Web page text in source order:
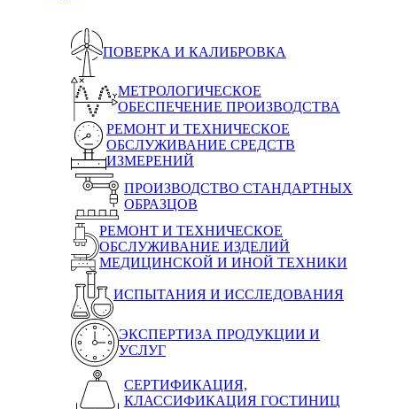
ПОВЕРКА И КАЛИБРОВКА
МЕТРОЛОГИЧЕСКОЕ
ОБЕСПЕЧЕНИЕ ПРОИЗВОДСТВА
РЕМОНТ И ТЕХНИЧЕСКОЕ
ОБСЛУЖИВАНИЕ СРЕДСТВ
ИЗМЕРЕНИЙ
ПРОИЗВОДСТВО СТАНДАРТНЫХ
ОБРАЗЦОВ
РЕМОНТ И ТЕХНИЧЕСКОЕ
ОБСЛУЖИВАНИЕ ИЗДЕЛИЙ
МЕДИЦИНСКОЙ И ИНОЙ ТЕХНИКИ
ИСПЫТАНИЯ И ИССЛЕДОВАНИЯ
ЭКСПЕРТИЗА ПРОДУКЦИИ И
УСЛУГ
СЕРТИФИКАЦИЯ,
КЛАССИФИКАЦИЯ ГОСТИНИЦ